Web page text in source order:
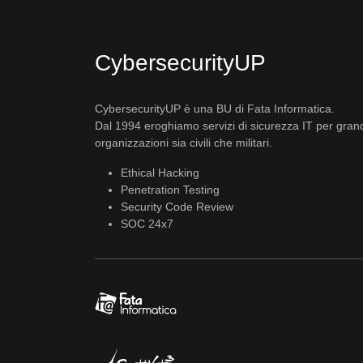
CybersecurityUP
CybersecurityUP è una BU di Fata Informatica.
Dal 1994 eroghiamo servizi di sicurezza IT per
organizzazioni sia civili che militari.
Ethical Hacking
Penetration Testing
Security Code Review
SOC 24x7